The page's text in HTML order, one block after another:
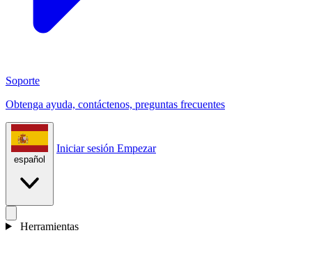
Soporte
Obtenga ayuda, contáctenos, preguntas frecuentes
español
Iniciar sesión Empezar
Herramientas